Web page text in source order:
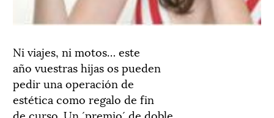
Ni viajes, ni motos… este
año vuestras hijas os pueden
pedir una operación de
estética como regalo de fin
de curso. Un ´premio´ de doble